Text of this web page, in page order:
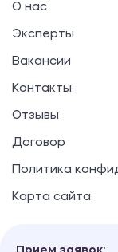
О нас
Эксперты
Вакансии
Контакты
Отзывы
Договор
Политика
Карта сайта